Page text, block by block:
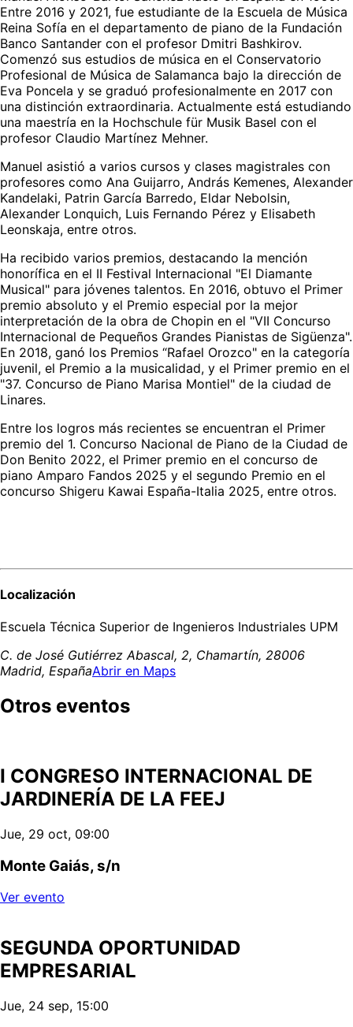
Entre 2016 y 2021, fue estudiante de la Escuela de Música
Reina Sofía en el departamento de piano de la Fundación
Banco Santander con el profesor Dmitri Bashkirov.
Comenzó sus estudios de música en el Conservatorio
Profesional de Música de Salamanca bajo la dirección de
Eva Poncela y se graduó profesionalmente en 2017 con
una distinción extraordinaria. Actualmente está estudiando
una maestría en la Hochschule für Musik Basel con el
profesor Claudio Martínez Mehner.
Manuel asistió a varios cursos y clases magistrales con
profesores como Ana Guijarro, András Kemenes, Alexander
Kandelaki, Patrin García Barredo, Eldar Nebolsin,
Alexander Lonquich, Luis Fernando Pérez y Elisabeth
Leonskaja, entre otros.
Ha recibido varios premios, destacando la mención
honorífica en el II Festival Internacional "El Diamante
Musical" para jóvenes talentos. En 2016, obtuvo el Primer
premio absoluto y el Premio especial por la mejor
interpretación de la obra de Chopin en el "VII Concurso
Internacional de Pequeños Grandes Pianistas de Sigüenza".
En 2018, ganó los Premios “Rafael Orozco" en la categoría
juvenil, el Premio a la musicalidad, y el Primer premio en el
"37. Concurso de Piano Marisa Montiel" de la ciudad de
Linares.
Entre los logros más recientes se encuentran el Primer
premio del 1. Concurso Nacional de Piano de la Ciudad de
Don Benito 2022, el Primer premio en el concurso de
piano Amparo Fandos 2025 y el segundo Premio en el
concurso Shigeru Kawai España-Italia 2025, entre otros.
Localización
Escuela Técnica Superior de Ingenieros Industriales UPM
C. de José Gutiérrez Abascal, 2, Chamartín, 28006
Madrid, EspañaAbrir en Maps
Otros eventos
I CONGRESO INTERNACIONAL DE
JARDINERÍA DE LA FEEJ
Jue, 29 oct, 09:00
Monte Gaiás, s/n
Ver evento
SEGUNDA OPORTUNIDAD
EMPRESARIAL
Jue, 24 sep, 15:00